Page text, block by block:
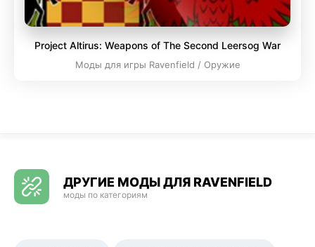
Project Altirus: Weapons of The Second Leersog War
Моды для игры Ravenfield / Оружие
ДРУГИЕ МОДЫ ДЛЯ RAVENFIELD
моды по категориям